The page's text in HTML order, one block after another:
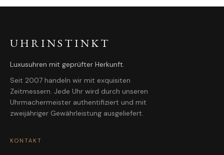
UHRINSTINKT
Luxusuhren mit geprüfter Herkunft.
Seit 2007 handeln wir mit exquisiten
Zeitmessern. Jede Uhr wird durch unseren
Uhrmachermeister authentifiziert und mit
zweijähriger Gewährleistung ausgeliefert.
KONTAKT